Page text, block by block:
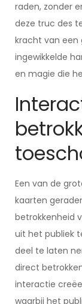
raden, zonder
deze truc des
kracht van
ingewikkelde
en magie die
Een van de
kaarten
betrokkenheid
uit het publiek
deel te laten
direct
interactie
waarbij het